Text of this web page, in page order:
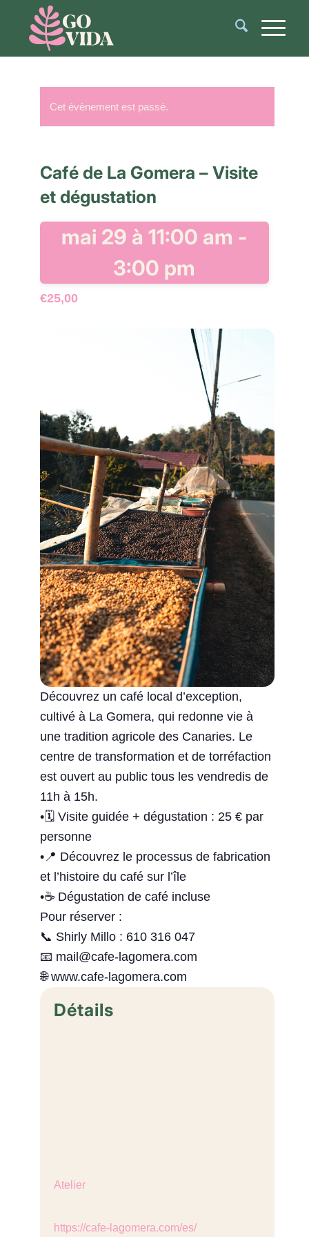
Cet évènement est passé.
Café de La Gomera – Visite
et dégustation
mai 29 à 11:00 am -
3:00 pm
€25,00
Découvrez un café local d’exception,
cultivé à La Gomera, qui redonne vie à
une tradition agricole des Canaries. Le
centre de transformation et de torréfaction
est ouvert au public tous les vendredis de
11h à 15h.
•🗓 Visite guidée + dégustation : 25 € par
personne
•📍 Découvrez le processus de fabrication
et l’histoire du café sur l’île
•☕ Dégustation de café incluse
Pour réserver :
📞 Shirly Millo : 610 316 047
📧 mail@cafe-lagomera.com
🌐 www.cafe-lagomera.com
Détails
Atelier
https://cafe-lagomera.com/es/